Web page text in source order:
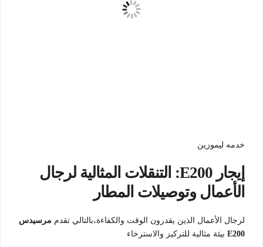
خدمه ليموزين
إيجار E200: التنقلات المثالية لرجال
الأعمال وتوصيلات المطار
لرجال الأعمال الذين يقدرون الوقت والكفاءة،بالتالي تقدم مرسيدس
E200 بيئة مثالية للتركيز والاسترخاء